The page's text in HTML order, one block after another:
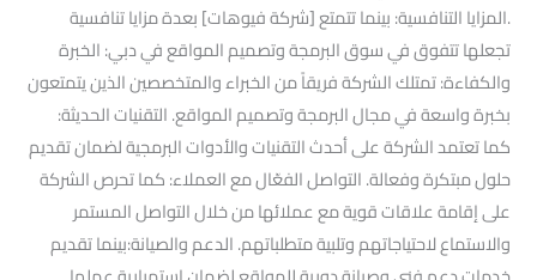
.المزايا التنافسية: بينما تتمتع [شركة فيوهات] بعدة مزايا تنافسية
تجعلها تتفوق في سوق البرمجة وتصميم المواقع في دبي: الخبرة
والكفاءة: تمتلك الشركة فريقاً من الخبراء والمتخصصين الذين يتمتعون
بخبرة واسعة في مجال البرمجة وتصميم المواقع. التقنيات الحديثة:
كما تعتمد الشركة على أحدث التقنيات والأدوات البرمجية لضمان تقديم
حلول مبتكرة وفعالة. التواصل الفعّال مع العملاء: كما تحرص الشركة
على إقامة علاقات قوية مع عملائها من خلال التواصل المستمر
والاستماع لاحتياجاتهم وتلبية متطلباتهم. الدعم والصيانة:بينما تقديم